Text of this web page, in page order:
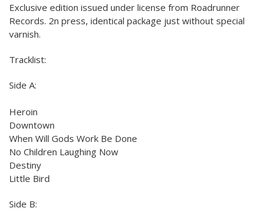
Exclusive edition issued under license from Roadrunner
Records. 2n press, identical package just without special
varnish.
Tracklist:
Side A:
Heroin
Downtown
When Will Gods Work Be Done
No Children Laughing Now
Destiny
Little Bird
Side B: